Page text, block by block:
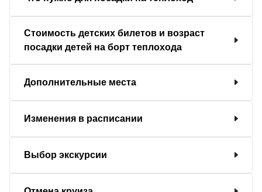
Стоимость детских билетов и возраст
посадки детей на борт теплохода
Дополнительные места
Изменения в расписании
Выбор экскурсии